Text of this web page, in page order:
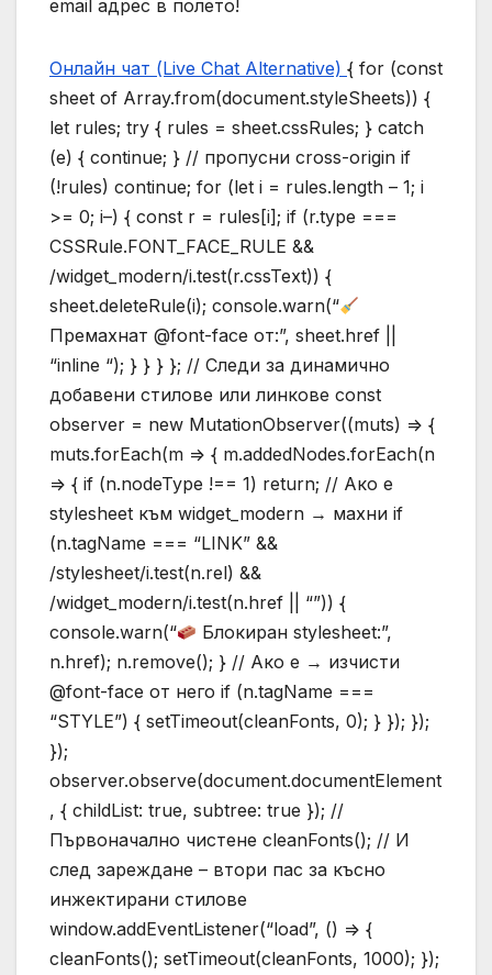
email адрес в полето!
Онлайн чат (Live Chat Alternative) { for (const
sheet of Array.from(document.styleSheets)) {
let rules; try { rules = sheet.cssRules; } catch
(e) { continue; } // пропусни cross-origin if
(!rules) continue; for (let i = rules.length – 1; i
>= 0; i–) { const r = rules[i]; if (r.type ===
CSSRule.FONT_FACE_RULE &&
/widget_modern/i.test(r.cssText)) {
sheet.deleteRule(i); console.warn(“
Премахнат @font-face от:”, sheet.href ||
“inline “); } } } }; // Следи за динамично
добавени стилове или линкове const
observer = new MutationObserver((muts) => {
muts.forEach(m => { m.addedNodes.forEach(n
=> { if (n.nodeType !== 1) return; // Ако е
stylesheet към widget_modern → махни if
(n.tagName === “LINK” &&
/stylesheet/i.test(n.rel) &&
/widget_modern/i.test(n.href || “”)) {
console.warn(“
Блокиран stylesheet:”,
n.href); n.remove(); } // Ако е → изчисти
@font-face от него if (n.tagName ===
“STYLE”) { setTimeout(cleanFonts, 0); } }); });
});
observer.observe(document.documentElement
, { childList: true, subtree: true }); //
Първоначално чистене cleanFonts(); // И
след зареждане – втори пас за късно
инжектирани стилове
window.addEventListener(“load”, () => {
cleanFonts(); setTimeout(cleanFonts, 1000); });